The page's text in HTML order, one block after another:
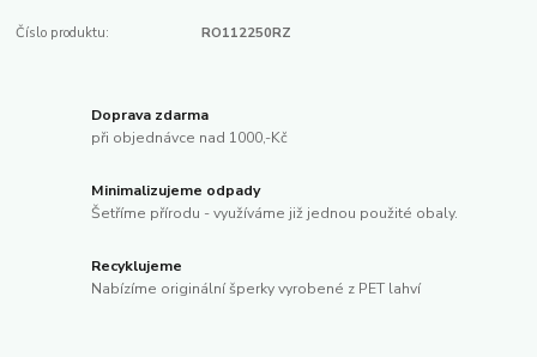
Číslo produktu: RO112250RZ
Doprava zdarma
při objednávce nad 1000,-Kč
Minimalizujeme odpady
Šetříme přírodu - využíváme již jednou použité obaly.
Recyklujeme
Nabízíme originální šperky vyrobené z PET lahví